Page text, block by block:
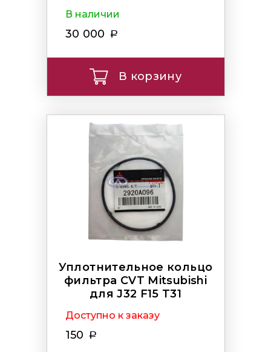
В наличии
30 000
В корзину
Уплотнительное кольцо
фильтра CVT Mitsubishi
для J32 F15 T31
Доступно к заказу
150